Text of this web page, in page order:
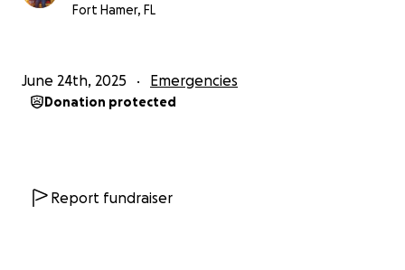
Fort Hamer, FL
June 24th, 2025 Emergencies
Donation protected
Report fundraiser